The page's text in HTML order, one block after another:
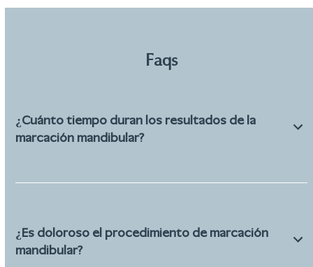
Faqs
¿Cuánto tiempo duran los resultados de la
marcación mandibular?
¿Es doloroso el procedimiento de marcación
mandibular?